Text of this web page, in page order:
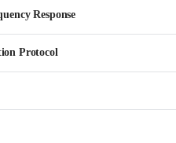
Response
Protocol